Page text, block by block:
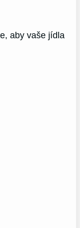
aby vaše jídla